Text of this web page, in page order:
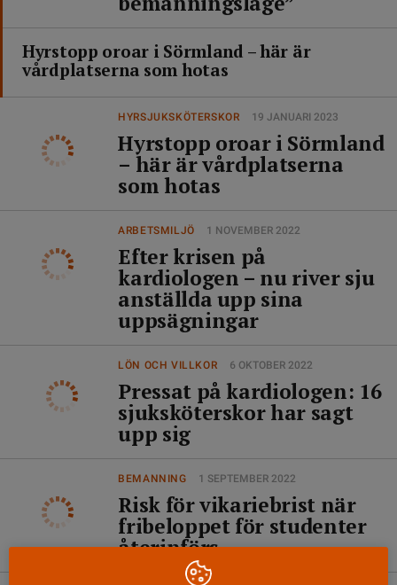
Hyrstopp oroar i Sörmland – här är
vårdplatserna som hotas
HYRSJUKSKÖTERSKOR 19 JANUARI 2023
Hyrstopp oroar i Sörmland
– här är vårdplatserna
som hotas
ARBETSMILJÖ 1 NOVEMBER 2022
Efter krisen på
kardiologen – nu river sju
anställda upp sina
uppsägningar
LÖN OCH VILLKOR 6 OKTOBER 2022
Pressat på kardiologen: 16
sjuksköterskor har sagt
upp sig
BEMANNING 1 SEPTEMBER 2022
Risk för vikariebrist när
fribeloppet för studenter
återinförs